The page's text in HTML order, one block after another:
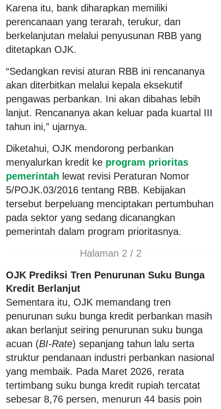
Karena itu, bank diharapkan memiliki
perencanaan yang terarah, terukur, dan
berkelanjutan melalui penyusunan RBB yang
ditetapkan OJK.
“Sedangkan revisi aturan RBB ini rencananya
akan diterbitkan melalui kepala eksekutif
pengawas perbankan. Ini akan dibahas lebih
lanjut. Rencananya akan keluar pada kuartal III
tahun ini,” ujarnya.
Diketahui, OJK mendorong perbankan
menyalurkan kredit ke program prioritas
pemerintah lewat revisi Peraturan Nomor
5/POJK.03/2016 tentang RBB. Kebijakan
tersebut berpeluang menciptakan pertumbuhan
pada sektor yang sedang dicanangkan
pemerintah dalam program prioritasnya.
Halaman 2 / 2
OJK Prediksi Tren Penurunan Suku Bunga
Kredit Berlanjut
Sementara itu, OJK memandang tren
penurunan suku bunga kredit perbankan masih
akan berlanjut seiring penurunan suku bunga
acuan (BI-Rate) sepanjang tahun lalu serta
struktur pendanaan industri perbankan nasional
yang membaik. Pada Maret 2026, rerata
tertimbang suku bunga kredit rupiah tercatat
sebesar 8,76 persen, menurun 44 basis poin